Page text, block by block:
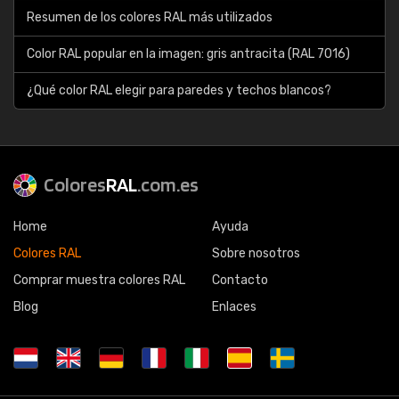
Resumen de los colores RAL más utilizados
Color RAL popular en la imagen: gris antracita (RAL 7016)
¿Qué color RAL elegir para paredes y techos blancos?
ColoresRAL.com.es
Home
Colores RAL
Comprar muestra colores RAL
Blog
Ayuda
Sobre nosotros
Contacto
Enlaces